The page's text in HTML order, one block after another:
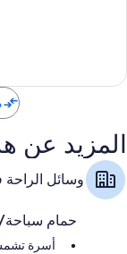
المزيد عن
وسائل الراحة
حمام
أسرة